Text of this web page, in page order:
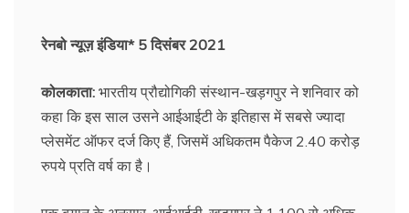
रेनबो न्यूज़ इंडिया* 5 दिसंबर 2021
कोलकाता: भारतीय प्रौद्योगिकी संस्थान-खड़गपुर ने शनिवार को
कहा कि इस साल उसने आईआईटी के इतिहास में सबसे ज्यादा
प्लेसमेंट ऑफर दर्ज किए हैं, जिसमें अधिकतम पैकेज 2.40 करोड़
रुपये प्रति वर्ष का है।